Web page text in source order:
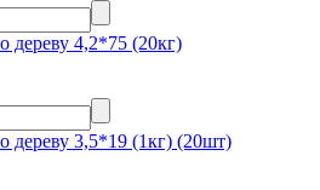
4,2*75 (20кг)
дереву 3,5*19 (1кг) (20шт)